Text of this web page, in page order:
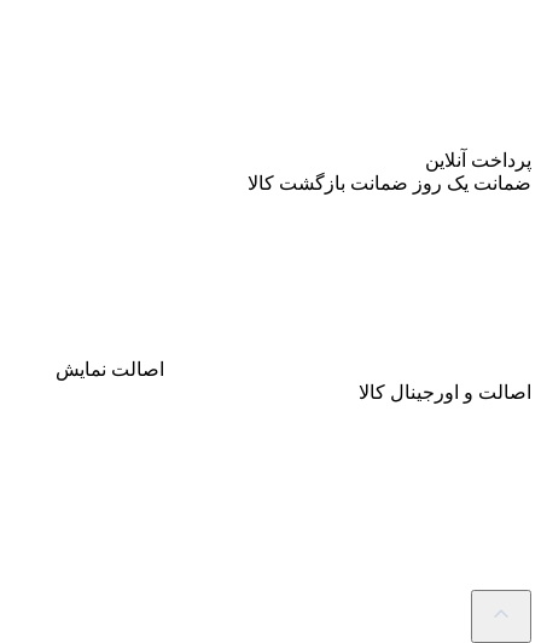
پرداخت آنلاین
ضمانت یک روز ضمانت بازگشت کالا
اصالت نمایش
اصالت و اورجینال کالا